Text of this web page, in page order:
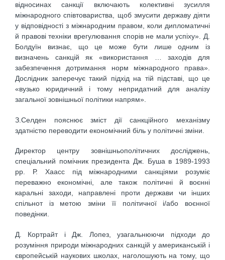
відносинах санкції включають колективні зусилля
міжнародного співтовариства, щоб змусити державу діяти
у відповідності з міжнародним правом, коли дипломатичні
й правові техніки врегулювання спорів не мали успіху». Д.
Болдуїн визнає, що це може бути лише одним із
визначень санкцій як «використання … заходів для
забезпечення дотримання норм міжнародного права».
Дослідник заперечує такий підхід на тій підставі, що це
«вузько юридичний і тому непридатний для аналізу
загальної зовнішньої політики напрям».
З.Селден пояснює зміст дії санкційного механізму
здатністю переводити економічний біль у політичні зміни.
Директор центру зовнішньополітичних досліджень,
спеціальний помічник президента Дж. Буша в 1989-1993
рр. Р. Хаасс під міжнародними санкціями розуміє
переважно економічні, але також політичні й воєнні
каральні заходи, направлені проти держави чи інших
спільнот із метою зміни її політичної і/або воєнної
поведінки.
Д. Кортрайт і Дж. Лопез, узагальнюючи підходи до
розуміння природи міжнародних санкцій у американській і
європейській наукових школах, наголошують на тому, що